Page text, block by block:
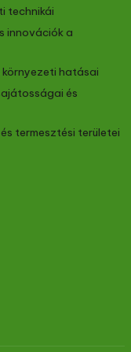
technikái
innovációk a
hatásai
és
termesztési területei